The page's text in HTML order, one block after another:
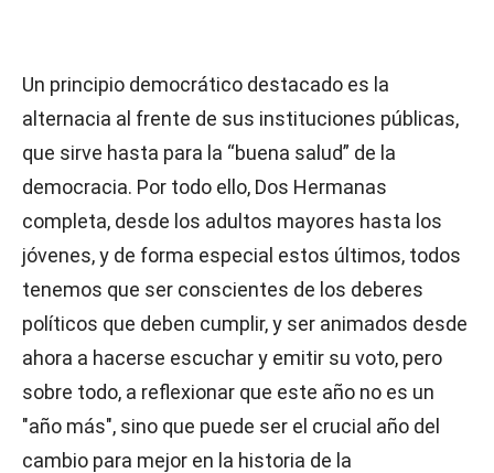
Un principio democrático destacado es la
alternacia al frente de sus instituciones públicas,
que sirve hasta para la “buena salud” de la
democracia. Por todo ello, Dos Hermanas
completa, desde los adultos mayores hasta los
jóvenes, y de forma especial estos últimos, todos
tenemos que ser conscientes de los deberes
políticos que deben cumplir, y ser animados desde
ahora a hacerse escuchar y emitir su voto, pero
sobre todo, a reflexionar que este año no es un
"año más", sino que puede ser el crucial año del
cambio para mejor en la historia de la